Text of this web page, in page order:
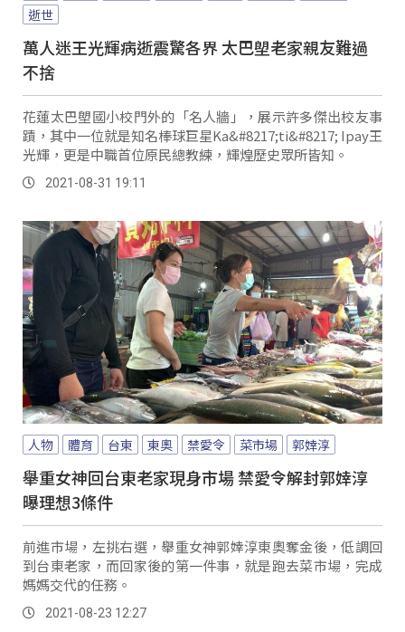
逝世
萬人迷王光輝病逝震驚各界 太巴塱老家親友難過
不捨
花蓮太巴塱國小校門外的「名人牆」，展示許多傑出校友事
蹟，其中一位就是知名棒球巨星Ka&#8217;ti&#8217; Ipay王
光輝，更是中職首位原民總教練，輝煌歷史眾所皆知。
2021-08-31 19:11
人物 體育 台東 東奧 禁愛令 菜市場 郭婞淳
舉重女神回台東老家現身市場 禁愛令解封郭婞淳
曝理想3條件
前進市場，左挑右選，舉重女神郭婞淳東奧奪金後，低調回
到台東老家，而回家後的第一件事，就是跑去菜市場，完成
媽媽交代的任務。
2021-08-23 12:27